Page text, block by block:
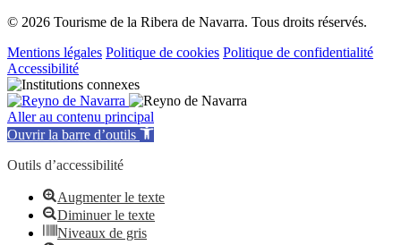
© 2026 Tourisme de la Ribera de Navarra. Tous droits réservés.
Mentions légales Politique de cookies Politique de confidentialité
Accessibilité
Aller au contenu principal
Ouvrir la barre d’outils
Outils d’accessibilité
Augmenter le texte
Diminuer le texte
Niveaux de gris